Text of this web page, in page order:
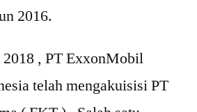
2016.
2018 , PT ExxonMobil
telah mengakuisisi PT